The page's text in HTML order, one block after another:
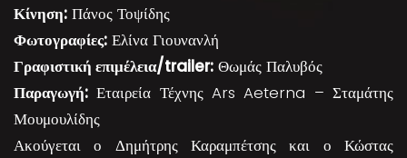
Κίνηση: Πάνος Τοψίδης
Φωτογραφίες: Ελίνα Γιουνανλή
Γραφιστική επιμέλεια/trailer: Θωμάς Παλυβός
Παραγωγή: Εταιρεία Τέχνης Ars Aeterna – Σταμάτης
Μουμουλίδης
Ακούγεται ο Δημήτρης Καραμπέτσης και ο Κώστας